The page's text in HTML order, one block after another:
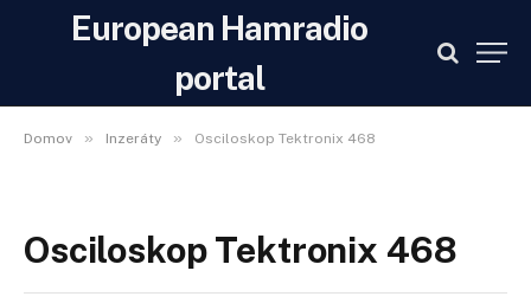
European Hamradio
portal
Domov » Inzeráty » Osciloskop Tektronix 468
Osciloskop Tektronix 468